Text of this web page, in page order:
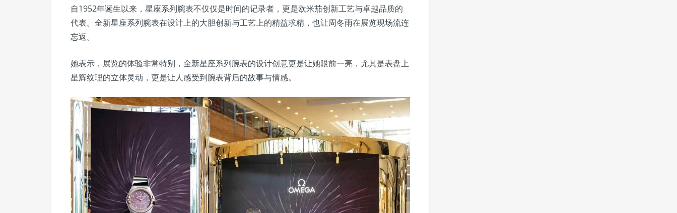
自1952年诞生以来，星座系列腕表不仅仅是时间的记录者，更是欧米茄创新工艺与卓越品质的
代表。全新星座系列腕表在设计上的大胆创新与工艺上的精益求精，也让周冬雨在展览现场流连
忘返。
她表示，展览的体验非常特别，全新星座系列腕表的设计创意更是让她眼前一亮，尤其是表盘上
星辉纹理的立体灵动，更是让人感受到腕表背后的故事与情感。